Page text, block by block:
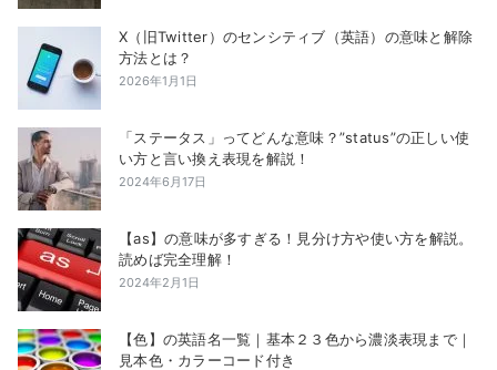
X（旧Twitter）のセンシティブ（英語）の意味と解除
方法とは？
2026年1月1日
「ステータス」ってどんな意味？”status”の正しい使
い方と言い換え表現を解説！
2024年6月17日
【as】の意味が多すぎる！見分け方や使い方を解説。
読めば完全理解！
2024年2月1日
【色】の英語名一覧｜基本２３色から濃淡表現まで｜
見本色・カラーコード付き